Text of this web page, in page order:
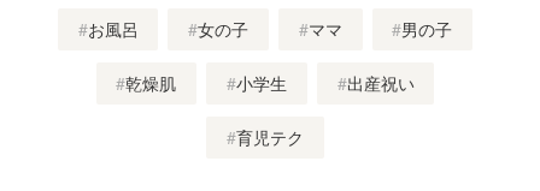
お風呂 女の子 ママ 男の子
乾燥肌 小学生 出産祝い
育児テク